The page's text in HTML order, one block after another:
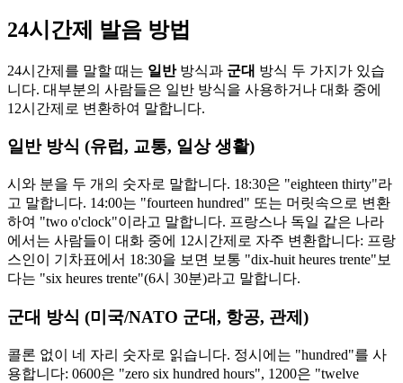
24시간제 발음 방법
24시간제를 말할 때는 일반방식과 군대 방식 두 가지가 있습
니다. 대부분의 사람들은 일반 방식을 사용하거나 대화 중에
12시간제로 변환하여 말합니다.
일반 방식 (유럽, 교통, 일상 생활)
시와 분을 두 개의 숫자로 말합니다. 18:30은 "eighteen thirty"라
고 말합니다. 14:00는 "fourteen hundred" 또는 머릿속으로 변환
하여 "two o'clock"이라고 말합니다. 프랑스나 독일 같은 나라
에서는 사람들이 대화 중에 12시간제로 자주 변환합니다: 프랑
스인이 기차표에서 18:30을 보면 보통 "dix-huit heures trente"보
다는 "six heures trente"(6시 30분)라고 말합니다.
군대 방식 (미국/NATO 군대, 항공, 관제)
콜론 없이 네 자리 숫자로 읽습니다. 정시에는 "hundred"를 사
용합니다: 0600은 "zero six hundred hours", 1200은 "twelve